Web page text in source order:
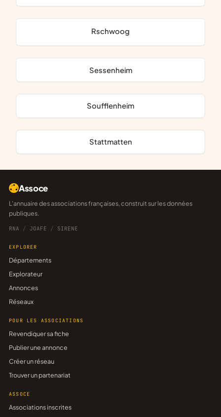
Rschwoog
Sessenheim
Soufflenheim
Stattmatten
Assoce
L'annuaire des associations françaises, construit sur les données
publiques.
RNA / JOAFE / SIRENE
EXPLORER
Départements
Explorateur
Annonces
Réseaux
POUR LES ASSOCIATIONS
Revendiquer sa fiche
Publier une annonce
Créer un réseau
Trouver un partenariat
ASSOCE
Associations inscrites